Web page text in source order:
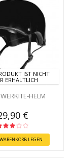
IST NICHT
ERHÄLTLICH
HELM
€
LEGEN